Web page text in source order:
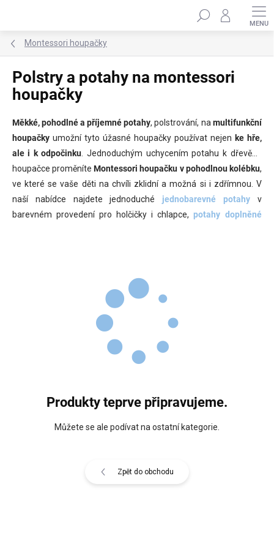
Hledat
Montessori houpačky
Polstry a potahy na montessori
houpačky
Měkké, pohodlné a příjemné potahy, polstrování, na multifunkční
houpačky umožní tyto úžasné houpačky používat nejen ke hře,
ale i k odpočinku . Jednoduchým uchycením potahu k dřevěné
houpačce proměníte Montessori houpačku v pohodlnou kolébku,
ve které se vaše děti na chvíli zklidní a možná si i zdřímnou. V
naší nabídce najdete jednoduché jednobarevné potahy v
barevném provedení pro holčičky i chlapce, potahy doplněné
Produkty teprve připravujeme.
Můžete se ale podívat na ostatní kategorie.
Zpět do obchodu